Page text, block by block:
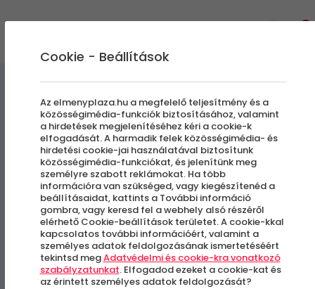
A Mi Dalunk | Egyedi,
személyreszóló dalszerzés a
Unique együttessel
Budapest, II. kerület
Cookie - Beállítások
Az elmenyplaza.hu a megfelelő teljesítmény és a
közösségimédia-funkciók biztosításához, valamint
a hirdetések megjelenítéséhez kéri a cookie-k
elfogadását. A harmadik felek közösségimédia- és
hirdetési cookie-jai használatával biztosítunk
közösségimédia-funkciókat, és jelenítünk meg
személyre szabott reklámokat. Ha több
információra van szükséged, vagy kiegészítenéd a
beállításaidat, kattints a További információ
gombra, vagy keresd fel a webhely alsó részéről
elérhető Cookie-beállítások területet. A cookie-kkal
kapcsolatos további információért, valamint a
személyes adatok feldolgozásának ismertetéséért
tekintsd megAdatvédelmi és cookie-kra vonatkozó
szabályzatunkat. Elfogadod ezeket a cookie-kat és
az érintett személyes adatok feldolgozását?